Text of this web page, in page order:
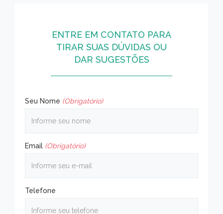
ENTRE EM CONTATO PARA
TIRAR SUAS DÚVIDAS OU
DAR SUGESTÕES
Seu Nome (Obrigatório)
Email (Obrigatório)
Telefone